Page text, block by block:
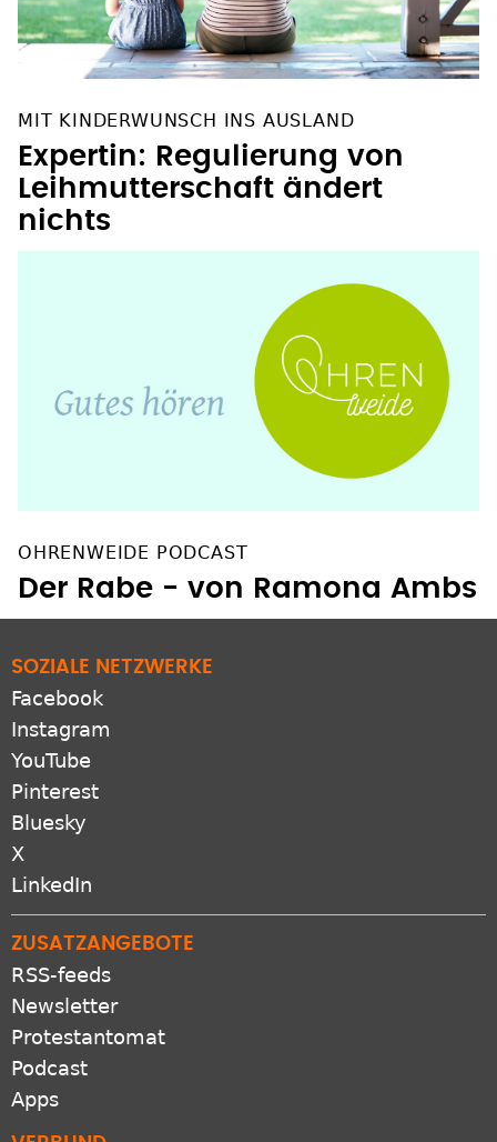
MIT KINDERWUNSCH INS AUSLAND
Expertin: Regulierung von
Leihmutterschaft ändert
nichts
OHRENWEIDE PODCAST
Der Rabe - von Ramona Ambs
Facebook
Instagram
YouTube
Pinterest
Bluesky
X
LinkedIn
RSS-feeds
Newsletter
Protestantomat
Podcast
Apps
VERBUND
GEP.de